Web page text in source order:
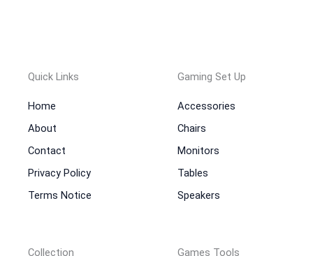
Quick Links
Home
About
Contact
Privacy Policy
Terms Notice
Gaming Set Up
Accessories
Chairs
Monitors
Tables
Speakers
Collection Games Tools